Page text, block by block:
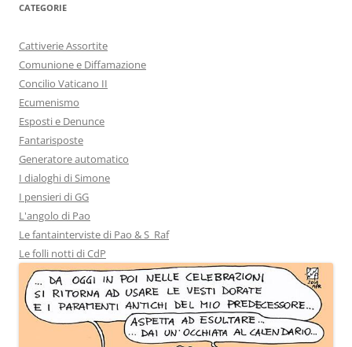
CATEGORIE
Cattiverie Assortite
Comunione e Diffamazione
Concilio Vaticano II
Ecumenismo
Esposti e Denunce
Fantarisposte
Generatore automatico
I dialoghi di Simone
I pensieri di GG
L'angolo di Pao
Le fantainterviste di Pao & S_Raf
Le folli notti di CdP